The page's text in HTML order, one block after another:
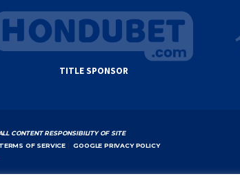
TITLE SPONSOR
CONTENT RESPONSIBILITY OF SITE
OF SERVICE |GOOGLE PRIVACY POLICY